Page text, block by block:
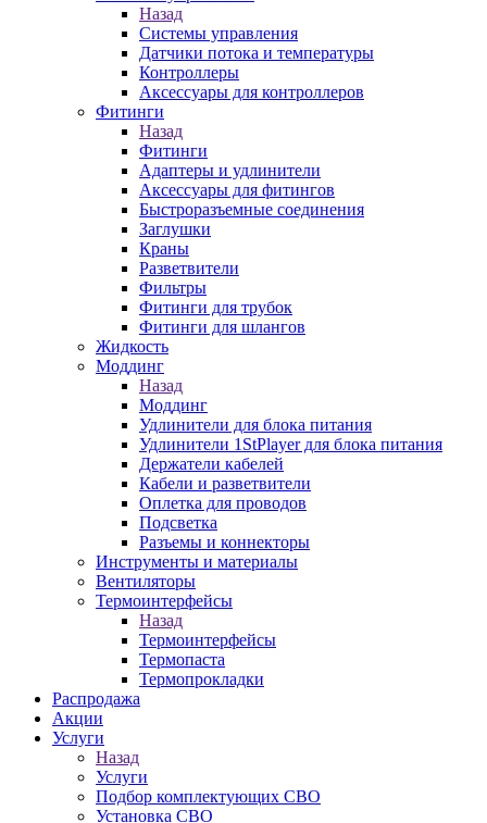
Назад
Системы управления
Датчики потока и температуры
Контроллеры
Аксессуары для контроллеров
Фитинги
Назад
Фитинги
Адаптеры и удлинители
Аксессуары для фитингов
Быстроразъемные соединения
Заглушки
Краны
Разветвители
Фильтры
Фитинги для трубок
Фитинги для шлангов
Жидкость
Моддинг
Назад
Моддинг
Удлинители для блока питания
Удлинители 1StPlayer для блока питания
Держатели кабелей
Кабели и разветвители
Оплетка для проводов
Подсветка
Разъемы и коннекторы
Инструменты и материалы
Вентиляторы
Термоинтерфейсы
Назад
Термоинтерфейсы
Термопаста
Термопрокладки
Распродажа
Акции
Услуги
Назад
Услуги
Подбор комплектующих СВО
Установка СВО